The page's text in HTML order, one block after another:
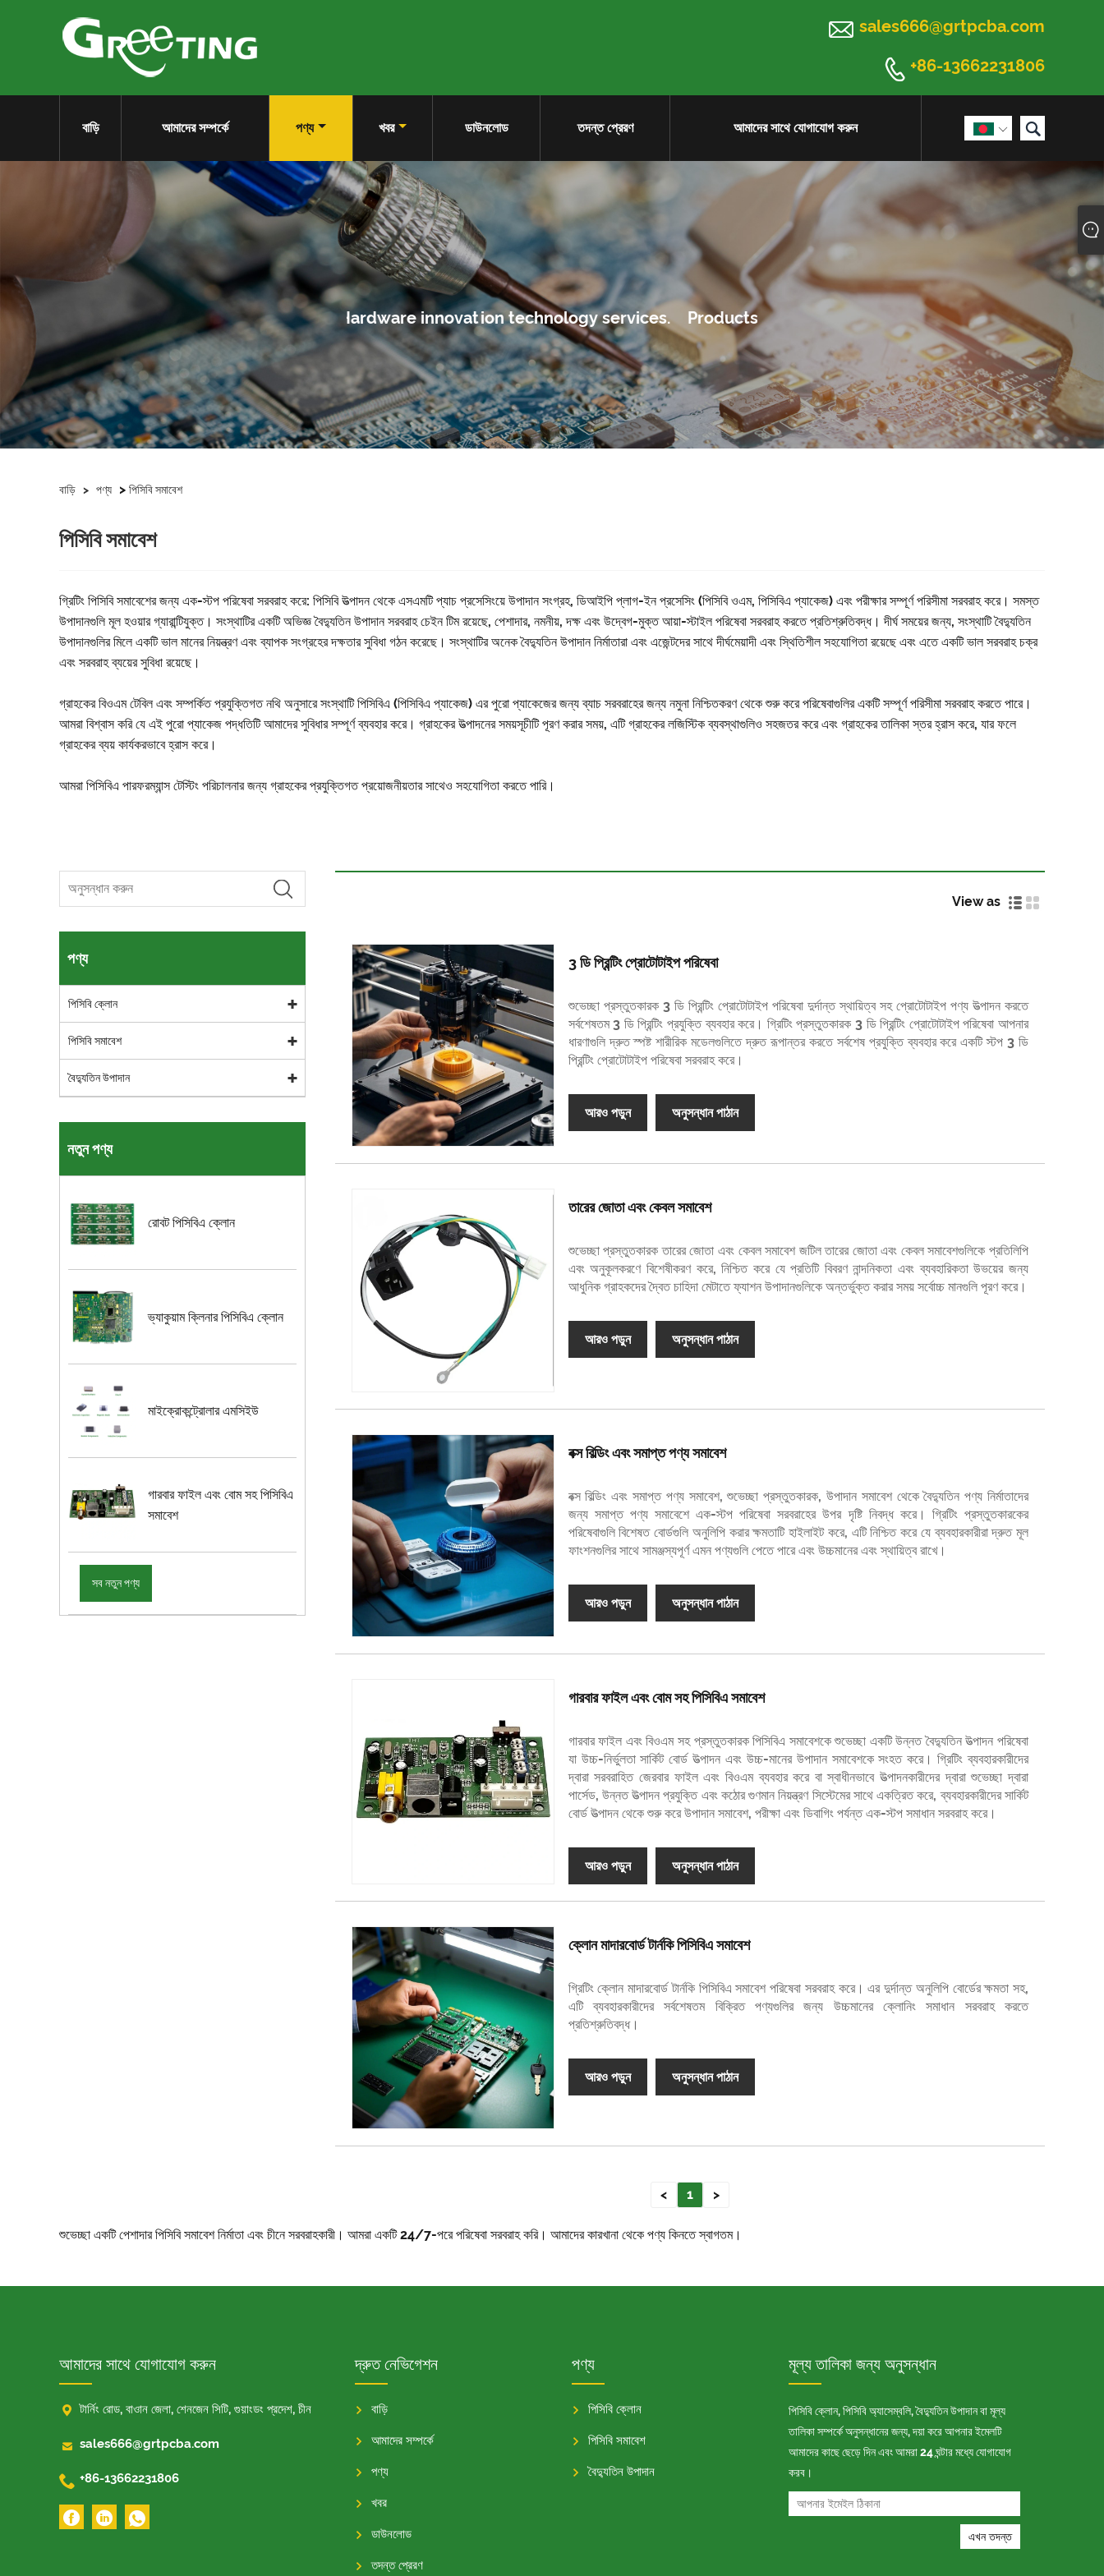
 sales666@grtpcba.com
 +86-13662231806
 
বাড়ি আমাদের সম্পর্কে পণ্য খবর ডাউনলোড তদন্ত প্রেরণ আমাদের সাথে যোগাযোগ করুন
বাড়ি > পণ্য > পিসিবি সমাবেশ
পিসিবি সমাবেশ
গ্রিটিং পিসিবি সমাবেশের জন্য এক-স্টপ পরিষেবা সরবরাহ করে: পিসিবি উত্পাদন থেকে এসএমটি প্যাচ প্রসেসিংয়ে উপাদান সংগ্রহ, ডিআইপি প্লাগ-ইন প্রসেসিং (পিসিবি ওএম, পিসিবিএ প্যাকেজ) এবং পরীক্ষার সম্পূর্ণ পরিসীমা সরবরাহ করে। সমস্ত
উপাদানগুলি মূল হওয়ার গ্যারান্টিযুক্ত। সংস্থাটির একটি অভিজ্ঞ বৈদ্যুতিন উপাদান সরবরাহ চেইন টিম রয়েছে, পেশাদার, নমনীয়, দক্ষ এবং উদ্বেগ-মুক্ত আয়া-স্টাইল পরিষেবা সরবরাহ করতে প্রতিশ্রুতিবদ্ধ। দীর্ঘ সময়ের জন্য, সংস্থাটি বৈদ্যুতিন
উপাদানগুলির মিলে একটি ভাল মানের নিয়ন্ত্রণ এবং ব্যাপক সংগ্রহের দক্ষতার সুবিধা গঠন করেছে। সংস্থাটির অনেক বৈদ্যুতিন উপাদান নির্মাতারা এবং এজেন্টদের সাথে দীর্ঘমেয়াদী এবং স্থিতিশীল সহযোগিতা রয়েছে এবং এতে একটি ভাল সরবরাহ চক্র
এবং সরবরাহ ব্যয়ের সুবিধা রয়েছে।
গ্রাহকের বিওএম টেবিল এবং সম্পর্কিত প্রযুক্তিগত নথি অনুসারে সংস্থাটি পিসিবিএ (পিসিবিএ প্যাকেজ) এর পুরো প্যাকেজের জন্য ব্যাচ সরবরাহের জন্য নমুনা নিশ্চিতকরণ থেকে শুরু করে পরিষেবাগুলির একটি সম্পূর্ণ পরিসীমা সরবরাহ করতে পারে।
আমরা বিশ্বাস করি যে এই পুরো প্যাকেজ পদ্ধতিটি আমাদের সুবিধার সম্পূর্ণ ব্যবহার করে। গ্রাহকের উত্পাদনের সময়সূচীটি পূরণ করার সময়, এটি গ্রাহকের লজিস্টিক ব্যবস্থাগুলিও সহজতর করে এবং গ্রাহকের তালিকা স্তর হ্রাস করে, যার ফলে
গ্রাহকের ব্যয় কার্যকরভাবে হ্রাস করে।
আমরা পিসিবিএ পারফরম্যান্স টেস্টিং পরিচালনার জন্য গ্রাহকের প্রযুক্তিগত প্রয়োজনীয়তার সাথেও সহযোগিতা করতে পারি।
পণ্য
পিসিবি ক্লোন
পিসিবি সমাবেশ
বৈদ্যুতিন উপাদান
নতুন পণ্য
রোবট পিসিবিএ ক্লোন
ভ্যাকুয়াম ক্লিনার পিসিবিএ ক্লোন
মাইক্রোকন্ট্রোলার এমসিইউ
গারবার ফাইল এবং বোম সহ পিসিবিএ
সমাবেশ
সব নতুন পণ্য
View as
3 ডি প্রিন্টিং প্রোটোটাইপ পরিষেবা
শুভেচ্ছা প্রস্তুতকারক 3 ডি প্রিন্টিং প্রোটোটাইপ পরিষেবা দুর্দান্ত স্থায়িত্ব সহ প্রোটোটাইপ পণ্য উত্পাদন করতে
সর্বশেষতম 3 ডি প্রিন্টিং প্রযুক্তি ব্যবহার করে। গ্রিটিং প্রস্তুতকারক 3 ডি প্রিন্টিং প্রোটোটাইপ পরিষেবা আপনার
ধারণাগুলি দ্রুত স্পষ্ট শারীরিক মডেলগুলিতে দ্রুত রূপান্তর করতে সর্বশেষ প্রযুক্তি ব্যবহার করে একটি স্টপ 3 ডি
প্রিন্টিং প্রোটোটাইপ পরিষেবা সরবরাহ করে।
আরও পড়ুন অনুসন্ধান পাঠান
তারের জোতা এবং কেবল সমাবেশ
শুভেচ্ছা প্রস্তুতকারক তারের জোতা এবং কেবল সমাবেশ জটিল তারের জোতা এবং কেবল সমাবেশগুলিকে প্রতিলিপি
এবং অনুকূলকরণে বিশেষীকরণ করে, নিশ্চিত করে যে প্রতিটি বিবরণ নান্দনিকতা এবং ব্যবহারিকতা উভয়ের জন্য
আধুনিক গ্রাহকদের দ্বৈত চাহিদা মেটাতে ফ্যাশন উপাদানগুলিকে অন্তর্ভুক্ত করার সময় সর্বোচ্চ মানগুলি পূরণ করে।
আরও পড়ুন অনুসন্ধান পাঠান
বক্স বিল্ডিং এবং সমাপ্ত পণ্য সমাবেশ
বক্স বিল্ডিং এবং সমাপ্ত পণ্য সমাবেশ, শুভেচ্ছা প্রস্তুতকারক, উপাদান সমাবেশ থেকে বৈদ্যুতিন পণ্য নির্মাতাদের
জন্য সমাপ্ত পণ্য সমাবেশে এক-স্টপ পরিষেবা সরবরাহের উপর দৃষ্টি নিবদ্ধ করে। গ্রিটিং প্রস্তুতকারকের
পরিষেবাগুলি বিশেষত বোর্ডগুলি অনুলিপি করার ক্ষমতাটি হাইলাইট করে, এটি নিশ্চিত করে যে ব্যবহারকারীরা দ্রুত মূল
ফাংশনগুলির সাথে সামঞ্জস্যপূর্ণ এমন পণ্যগুলি পেতে পারে এবং উচ্চমানের এবং স্থায়িত্ব রাখে।
আরও পড়ুন অনুসন্ধান পাঠান
গারবার ফাইল এবং বোম সহ পিসিবিএ সমাবেশ
গারবার ফাইল এবং বিওএম সহ প্রস্তুতকারক পিসিবিএ সমাবেশকে শুভেচ্ছা একটি উন্নত বৈদ্যুতিন উত্পাদন পরিষেবা
যা উচ্চ-নির্ভুলতা সার্কিট বোর্ড উত্পাদন এবং উচ্চ-মানের উপাদান সমাবেশকে সংহত করে। গ্রিটিং ব্যবহারকারীদের
দ্বারা সরবরাহিত জেরবার ফাইল এবং বিওএম ব্যবহার করে বা স্বাধীনভাবে উত্পাদনকারীদের দ্বারা শুভেচ্ছা দ্বারা
পার্সেড, উন্নত উত্পাদন প্রযুক্তি এবং কঠোর গুণমান নিয়ন্ত্রণ সিস্টেমের সাথে একত্রিত করে, ব্যবহারকারীদের সার্কিট
বোর্ড উত্পাদন থেকে শুরু করে উপাদান সমাবেশ, পরীক্ষা এবং ডিবাগিং পর্যন্ত এক-স্টপ সমাধান সরবরাহ করে।
আরও পড়ুন অনুসন্ধান পাঠান
ক্লোন মাদারবোর্ড টার্নকি পিসিবিএ সমাবেশ
গ্রিটিং ক্লোন মাদারবোর্ড টার্নকি পিসিবিএ সমাবেশ পরিষেবা সরবরাহ করে। এর দুর্দান্ত অনুলিপি বোর্ডের ক্ষমতা সহ,
এটি ব্যবহারকারীদের সর্বশেষতম বিক্রিত পণ্যগুলির জন্য উচ্চমানের ক্লোনিং সমাধান সরবরাহ করতে
প্রতিশ্রুতিবদ্ধ।
আরও পড়ুন অনুসন্ধান পাঠান
< 1 >
শুভেচ্ছা একটি পেশাদার পিসিবি সমাবেশ নির্মাতা এবং চীনে সরবরাহকারী। আমরা একটি 24/7-পরে পরিষেবা সরবরাহ করি। আমাদের কারখানা থেকে পণ্য কিনতে স্বাগতম।
আমাদের সাথে যোগাযোগ করুন
 টার্নিং রোড, বাওান জেলা, শেনজেন সিটি, গুয়াংডং প্রদেশ, চীন
 sales666@grtpcba.com
 +86-13662231806
দ্রুত নেভিগেশন
বাড়ি
আমাদের সম্পর্কে
পণ্য
খবর
ডাউনলোড
তদন্ত প্রেরণ
পণ্য
পিসিবি ক্লোন
পিসিবি সমাবেশ
বৈদ্যুতিন উপাদান
মূল্য তালিকা জন্য অনুসন্ধান
পিসিবি ক্লোন, পিসিবি অ্যাসেম্বলি, বৈদ্যুতিন উপাদান বা মূল্য
তালিকা সম্পর্কে অনুসন্ধানের জন্য, দয়া করে আপনার ইমেলটি
আমাদের কাছে ছেড়ে দিন এবং আমরা 24 ঘন্টার মধ্যে যোগাযোগ
করব।